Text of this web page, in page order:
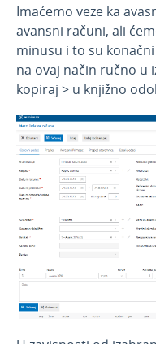
April 2025
Mart 2025
Februar 2025
Januar 2025
Novosti 2024
Novosti 2023
Decembar 2023
Novembar 2023
Jun 2023
Mart 2023
Opis artikla
Imaćemo veze ka
avansni računi, ali
minusu i to su
na ovaj način ručno u
kopiraj > u knjižno